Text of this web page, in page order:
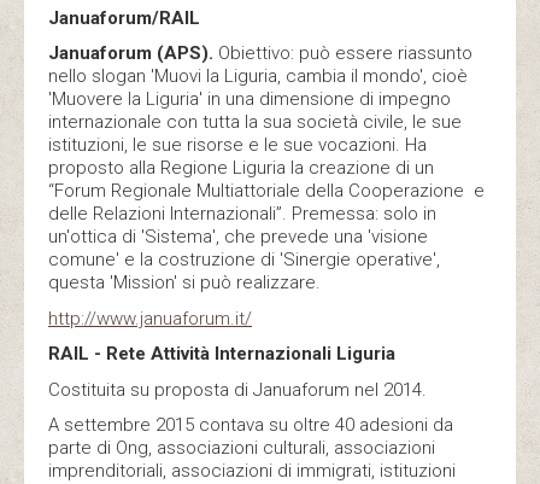
Januaforum/RAIL
Januaforum (APS). Obiettivo: può essere riassunto
nello slogan 'Muovi la Liguria, cambia il mondo', cioè
'Muovere la Liguria' in una dimensione di impegno
internazionale con tutta la sua società civile, le sue
istituzioni, le sue risorse e le sue vocazioni. Ha
proposto alla Regione Liguria la creazione di un
“Forum Regionale Multiattoriale della Cooperazione e
delle Relazioni Internazionali”. Premessa: solo in
un'ottica di 'Sistema', che prevede una 'visione
comune' e la costruzione di 'Sinergie operative',
questa 'Mission' si può realizzare.
http://www.januaforum.it/
RAIL - Rete Attività Internazionali Liguria
Costituita su proposta di Januaforum nel 2014.
A settembre 2015 contava su oltre 40 adesioni da
parte di Ong, associazioni culturali, associazioni
imprenditoriali, associazioni di immigrati, istituzioni